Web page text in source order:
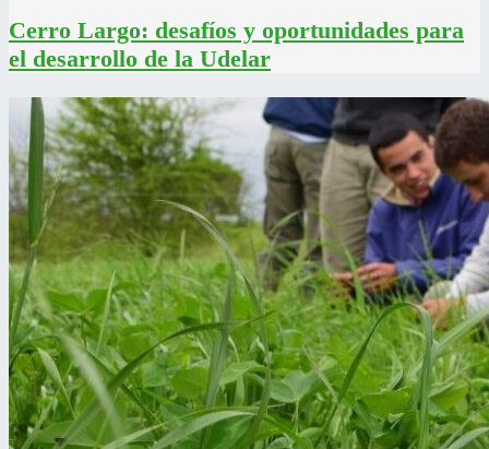
Cerro Largo: desafíos y oportunidades para
el desarrollo de la Udelar